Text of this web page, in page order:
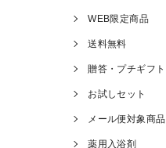
WEB限定商品
送料無料
贈答・プチギフト
お試しセット
メール便対象商品
薬用入浴剤